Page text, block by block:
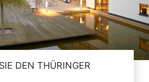
DEN THÜRINGER